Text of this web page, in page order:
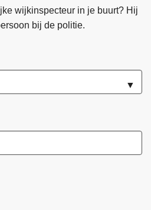
wijkinspecteur in je buurt? Hij
bij de politie.
▼